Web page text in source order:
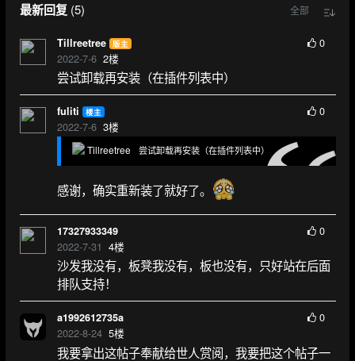
最新回复(5) 全部
Tillreetree 版主
2022-7-6 2楼
0
尝试卸载再安装（在插件列表中）
fuliti 楼主
2022-7-6 3楼
0
Tillreetree 尝试卸载再安装（在插件列表中）
感谢，确实重新装了就好了。
17327933349
2022-7-31 4楼
0
沙发我没有，板凳我没有，板也没有，只好站在后面
排队支持！
a1992612735a
2022-8-24 5楼
0
我要拿出这帖子奉献给世人赏阅，我要把这个帖子一